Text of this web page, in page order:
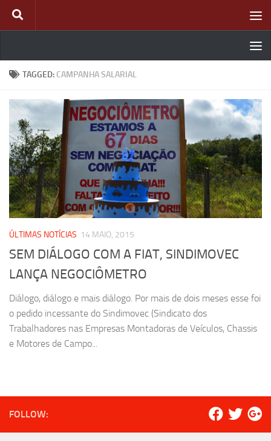
Skip to content
TAGGED: CAMPANHA SALARIAL
ÚLTIMAS NOTÍCIAS 14 MAIO, 2015
SEM DIÁLOGO COM A FIAT, SINDIMOVEC
LANÇA NEGOCIÔMETRO
Diálogo, diálogo e mais diálogo. Por mais de dois meses esse foi
o pedido incessante do Sindimovec (Sindicato dos
Trabalhadores nas Empresas Montadoras de Veículos, Chassis
e Motores de Campo...
FOLLOW: